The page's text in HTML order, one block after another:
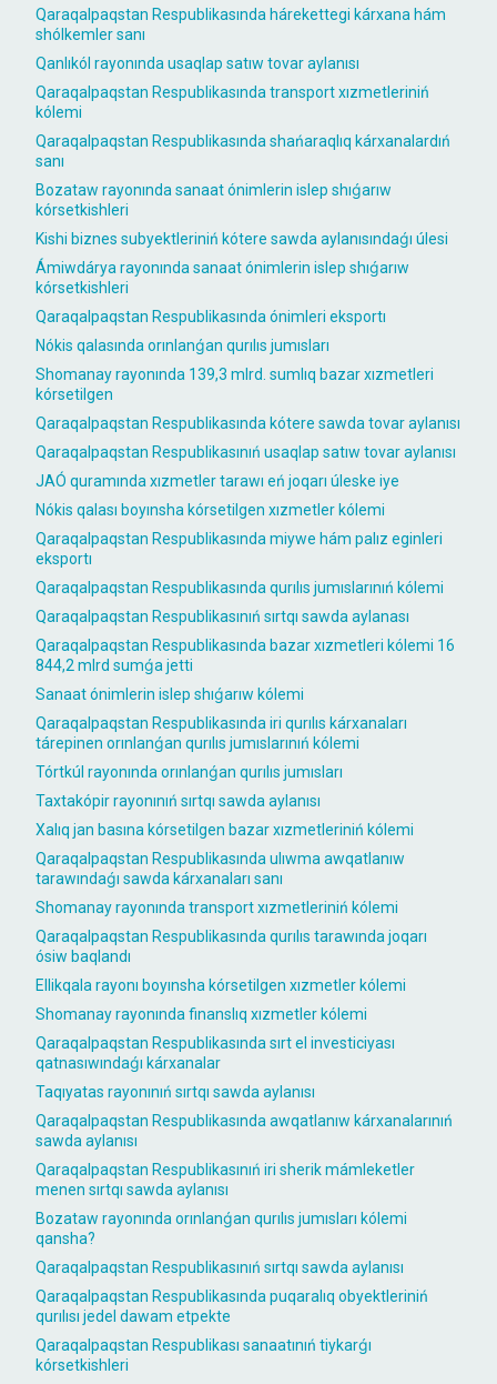
Qaraqalpaqstan Respublikasında hárekettegi kárxana hám
shólkemler sanı
Qanlıkól rayonında usaqlap satıw tovar aylanısı
Qaraqalpaqstan Respublikasında transport xızmetleriniń
kólemi
Qaraqalpaqstan Respublikasında shańaraqlıq kárxanalardıń
sanı
Bozataw rayonında sanaat ónimlerin islep shıǵarıw
kórsetkishleri
Kishi biznes subyektleriniń kótere sawda aylanısındaǵı úlesi
Ámiwdárya rayonında sanaat ónimlerin islep shıǵarıw
kórsetkishleri
Qaraqalpaqstan Respublikasında ónimleri eksportı
Nókis qalasında orınlanǵan qurılıs jumısları
Shomanay rayonında 139,3 mlrd. sumlıq bazar xızmetleri
kórsetilgen
Qaraqalpaqstan Respublikasında kótere sawda tovar aylanısı
Qaraqalpaqstan Respublikasınıń usaqlap satıw tovar aylanısı
JAÓ quramında xızmetler tarawı eń joqarı úleske iye
Nókis qalası boyınsha kórsetilgen xızmetler kólemi
Qaraqalpaqstan Respublikasında miywe hám palız eginleri
eksportı
Qaraqalpaqstan Respublikasında qurılıs jumıslarınıń kólemi
Qaraqalpaqstan Respublikasınıń sırtqı sawda aylanası
Qaraqalpaqstan Respublikasında bazar xızmetleri kólemi 16
844,2 mlrd sumǵa jetti
Sanaat ónimlerin islep shıǵarıw kólemi
Qaraqalpaqstan Respublikasında iri qurılıs kárxanaları
tárepinen orınlanǵan qurılıs jumıslarınıń kólemi
Tórtkúl rayonında orınlanǵan qurılıs jumısları
Taxtakópir rayonınıń sırtqı sawda aylanısı
Xalıq jan basına kórsetilgen bazar xızmetleriniń kólemi
Qaraqalpaqstan Respublikasında ulıwma awqatlanıw
tarawındaǵı sawda kárxanaları sanı
Shomanay rayonında transport xızmetleriniń kólemi
Qaraqalpaqstan Respublikasında qurılıs tarawında joqarı
ósiw baqlandı
Ellikqala rayonı boyınsha kórsetilgen xızmetler kólemi
Shomanay rayonında finanslıq xızmetler kólemi
Qaraqalpaqstan Respublikasında sırt el investiciyası
qatnasıwındaǵı kárxanalar
Taqıyatas rayonınıń sırtqı sawda aylanısı
Qaraqalpaqstan Respublikasında awqatlanıw kárxanalarınıń
sawda aylanısı
Qaraqalpaqstan Respublikasınıń iri sherik mámleketler
menen sırtqı sawda aylanısı
Bozataw rayonında orınlanǵan qurılıs jumısları kólemi
qansha?
Qaraqalpaqstan Respublikasınıń sırtqı sawda aylanısı
Qaraqalpaqstan Respublikasında puqaralıq obyektleriniń
qurılısı jedel dawam etpekte
Qaraqalpaqstan Respublikası sanaatınıń tiykarǵı
kórsetkishleri